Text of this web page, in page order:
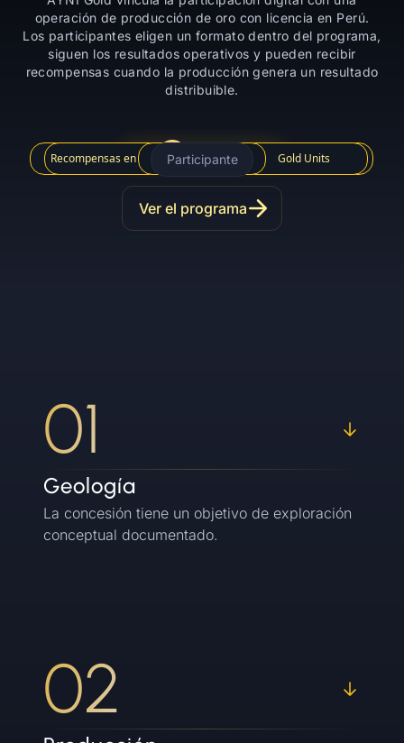
operación de producción de oro con licencia en Perú.
Los participantes eligen un formato dentro del programa,
siguen los resultados operativos y pueden recibir
recompensas cuando la producción genera un resultado
distribuible.
Minerales
Concesión en Perú Producción real de oro
Recompensas en PAXG Gold Units
AYNI Staking
Participante
Ver el programa
01
Geología
La concesión tiene un objetivo de exploración
conceptual documentado.
02